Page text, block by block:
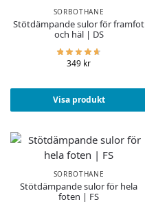
SORBOTHANE
Stötdämpande sulor för framfot
och häl | DS
349 kr
Visa produkt
SORBOTHANE
Stötdämpande sulor för hela
foten | FS